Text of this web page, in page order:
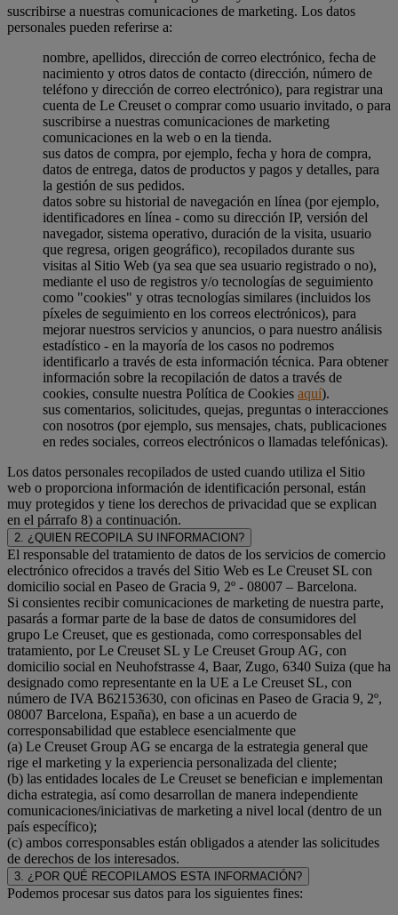
suscribirse a nuestras comunicaciones de marketing. Los datos
personales pueden referirse a:
nombre, apellidos, dirección de correo electrónico, fecha de
nacimiento y otros datos de contacto (dirección, número de
teléfono y dirección de correo electrónico), para registrar una
cuenta de Le Creuset o comprar como usuario invitado, o para
suscribirse a nuestras comunicaciones de marketing
comunicaciones en la web o en la tienda.
sus datos de compra, por ejemplo, fecha y hora de compra,
datos de entrega, datos de productos y pagos y detalles, para
la gestión de sus pedidos.
datos sobre su historial de navegación en línea (por ejemplo,
identificadores en línea - como su dirección IP, versión del
navegador, sistema operativo, duración de la visita, usuario
que regresa, origen geográfico), recopilados durante sus
visitas al Sitio Web (ya sea que sea usuario registrado o no),
mediante el uso de registros y/o tecnologías de seguimiento
como "cookies" y otras tecnologías similares (incluidos los
píxeles de seguimiento en los correos electrónicos), para
mejorar nuestros servicios y anuncios, o para nuestro análisis
estadístico - en la mayoría de los casos no podremos
identificarlo a través de esta información técnica. Para obtener
información sobre la recopilación de datos a través de
cookies, consulte nuestra Política de Cookies aquí).
sus comentarios, solicitudes, quejas, preguntas o interacciones
con nosotros (por ejemplo, sus mensajes, chats, publicaciones
en redes sociales, correos electrónicos o llamadas telefónicas).
Los datos personales recopilados de usted cuando utiliza el Sitio
web o proporciona información de identificación personal, están
muy protegidos y tiene los derechos de privacidad que se explican
en el párrafo 8) a continuación.
2. ¿QUIEN RECOPILA SU INFORMACION?
El responsable del tratamiento de datos de los servicios de comercio
electrónico ofrecidos a través del Sitio Web es Le Creuset SL con
domicilio social en Paseo de Gracia 9, 2º - 08007 – Barcelona.
Si consientes recibir comunicaciones de marketing de nuestra parte,
pasarás a formar parte de la base de datos de consumidores del
grupo Le Creuset, que es gestionada, como corresponsables del
tratamiento, por Le Creuset SL y Le Creuset Group AG, con
domicilio social en Neuhofstrasse 4, Baar, Zugo, 6340 Suiza (que ha
designado como representante en la UE a Le Creuset SL, con
número de IVA B62153630, con oficinas en Paseo de Gracia 9, 2º,
08007 Barcelona, España), en base a un acuerdo de
corresponsabilidad que establece esencialmente que
(a) Le Creuset Group AG se encarga de la estrategia general que
rige el marketing y la experiencia personalizada del cliente;
(b) las entidades locales de Le Creuset se benefician e implementan
dicha estrategia, así como desarrollan de manera independiente
comunicaciones/iniciativas de marketing a nivel local (dentro de un
país específico);
(c) ambos corresponsables están obligados a atender las solicitudes
de derechos de los interesados.
3. ¿POR QUÉ RECOPILAMOS ESTA INFORMACIÓN?
Podemos procesar sus datos para los siguientes fines: